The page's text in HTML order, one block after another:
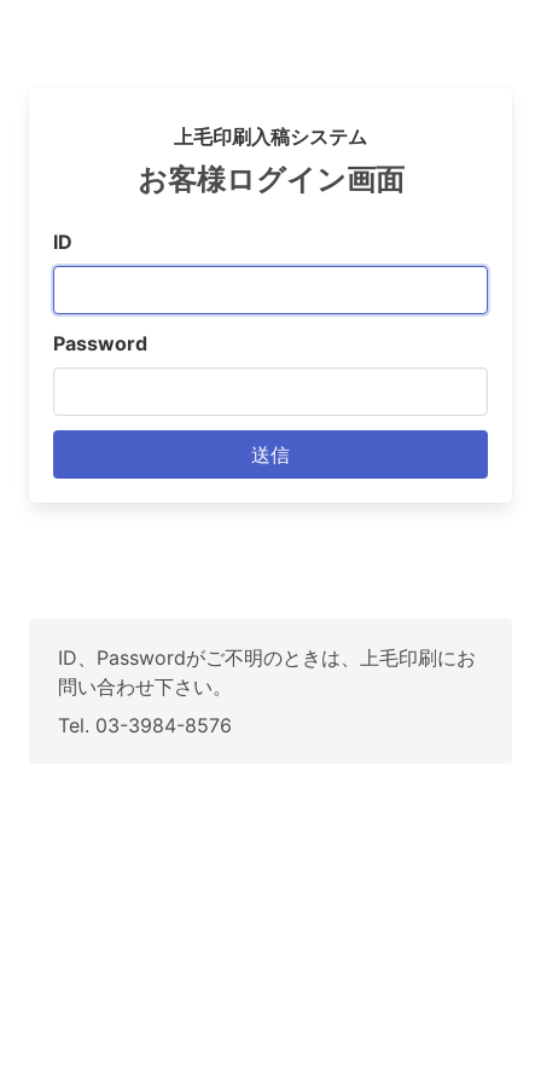
上毛印刷入稿システム
お客様ログイン画面
ID
Password
ID、Passwordがご不明のときは、上毛印刷にお
問い合わせ下さい。
Tel. 03-3984-8576